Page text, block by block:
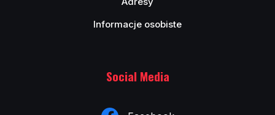
Informacje osobiste
Social Media